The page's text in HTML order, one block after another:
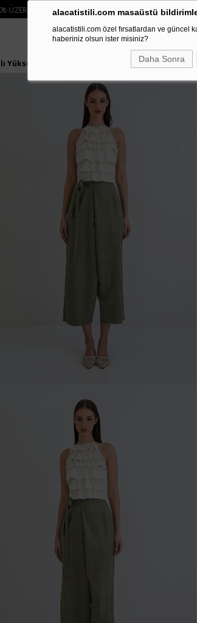
alacatistili.com masaüstü
alacatistili.com özel fırsatlardan ve güncel
haberiniz olsun ister misiniz?
Daha Sonra
• 🛍️ YENI SEZON ÜRÜNLERINDE 2 ÜRÜN VE
Yüksek Bel Gizli Fermuarlı Pantolon Alc-X15301